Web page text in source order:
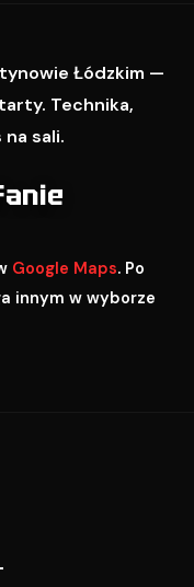
Łódzkim —
Technika,
sali.
Google Maps. Po
innym w wyborze